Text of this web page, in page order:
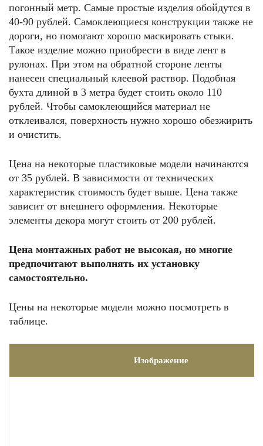
погонный метр. Самые простые изделия обойдутся в
40-90 рублей. Самоклеющиеся конструкции также не
дороги, но помогают хорошо маскировать стыки.
Такое изделие можно приобрести в виде лент в
рулонах. При этом на обратной стороне ленты
нанесен специальный клеевой раствор. Подобная
бухта длиной в 3 метра будет стоить около 110
рублей. Чтобы самоклеющийся материал не
отклеивался, поверхность нужно хорошо обезжирить
и очистить.
Цена на некоторые пластиковые модели начинаются
от 35 рублей. В зависимости от технических
характеристик стоимость будет выше. Цена также
зависит от внешнего оформления. Некоторые
элементы декора могут стоить от 200 рублей.
Цена монтажных работ не высокая, но многие
предпочитают выполнять их установку
самостоятельно.
Цены на некоторые модели можно посмотреть в
таблице.
Изображение